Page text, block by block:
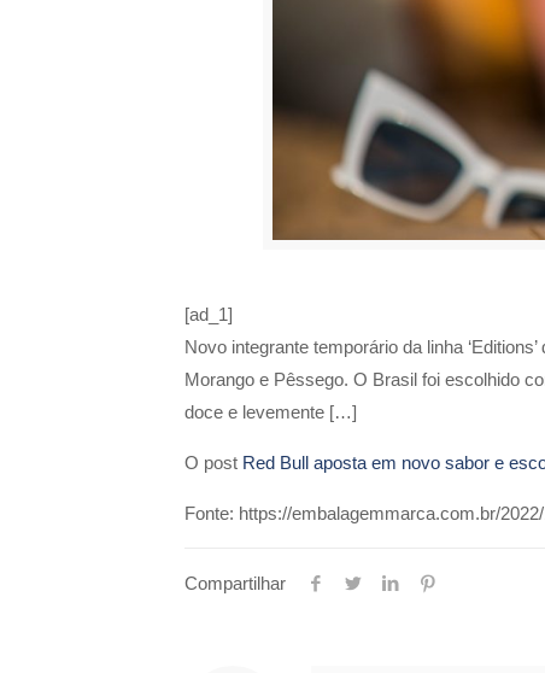
[ad_1]
Novo integrante temporário da linha
Morango e Pêssego. O Brasil foi escolhido
doce e levemente […]
O post Red Bull aposta em novo sabor e
Fonte: https://embalagemmarca.com.br/
Compartilhar